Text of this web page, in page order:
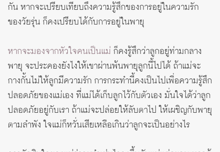
กัน หากจะเปรียบเทียบถึงความรู้สึกของการอยู่ในความรัก
ของวัยรุ่น ก็คงเปรียบได้กับการอยู่ในพายุ
หากจะมองจากหัวใจคนเป็นแม่ ก็คงรู้สึกว่าลูกอยู่ท่ามกลาง
พายุ จะประคองยังไงให้เขาผ่านพ้นพายุลูกนี้ไปได้ ถ้าแม่จะ
กางกั้นไม่ให้ลูกมีความรัก การกระทำนี้คงเป็นไปเพื่อความรู้สึก
ปลอดภัยของแม่เอง ที่แม่ได้เก็บลูกไว้กับตัวเอง มั่นใจได้ว่าลูก
ปลอดภัยอยู่กับเรา ถ้าแม่จะปล่อยให้ลับตาไป ให้เผชิญกับพายุ
ตามลำพัง ใจแม่ก็หวั่นเสียเหลือเกินว่าลูกจะเป็นอย่างไร